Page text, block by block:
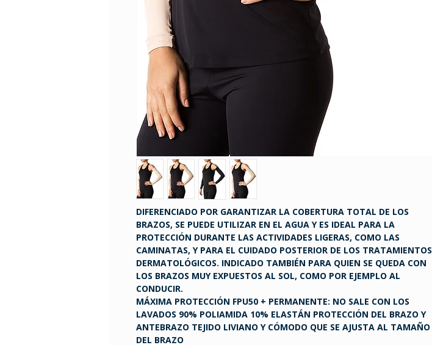
DIFERENCIADO POR GARANTIZAR LA COBERTURA TOTAL DE LOS
BRAZOS, SE PUEDE UTILIZAR EN EL AGUA Y ES IDEAL PARA LA
PROTECCIÓN DURANTE LAS ACTIVIDADES LIGERAS, COMO LAS
CAMINATAS, Y PARA EL CUIDADO POSTERIOR DE LOS TRATAMIENTOS
DERMATOLÓGICOS. INDICADO TAMBIÉN PARA QUIEN SE QUEDA CON
LOS BRAZOS MUY EXPUESTOS AL SOL, COMO POR EJEMPLO AL
CONDUCIR.
MÁXIMA PROTECCIÓN FPU50 + PERMANENTE: NO SALE CON LOS
LAVADOS 90% POLIAMIDA 10% ELASTÁN PROTECCIÓN DEL BRAZO Y
ANTEBRAZO TEJIDO LIVIANO Y CÓMODO QUE SE AJUSTA AL TAMAÑO
DEL BRAZO